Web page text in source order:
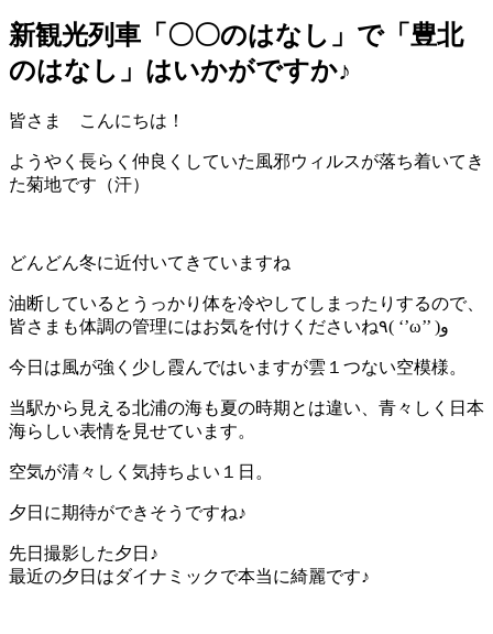
新観光列車「〇〇のはなし」で「豊北
のはなし」はいかがですか♪
皆さま こんにちは！
ようやく長らく仲良くしていた風邪ウィルスが落ち着いてき
た菊地です（汗）
どんどん冬に近付いてきていますね
油断しているとうっかり体を冷やしてしまったりするので、
皆さまも体調の管理にはお気を付けくださいね٩( ‘’ω’’ )و
今日は風が強く少し霞んではいますが雲１つない空模様。
当駅から見える北浦の海も夏の時期とは違い、青々しく日本
海らしい表情を見せています。
空気が清々しく気持ちよい１日。
夕日に期待ができそうですね♪
先日撮影した夕日♪
最近の夕日はダイナミックで本当に綺麗です♪